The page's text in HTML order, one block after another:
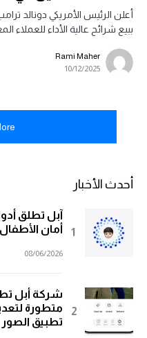
ببيع شرائح عالية الأداء للعملاء
Rami Maher
10/12/2025
أحدث الأخبار
آبل تطلق
أمان
08/06/2026
شركة أبل
متطورة
تطبيق الصور